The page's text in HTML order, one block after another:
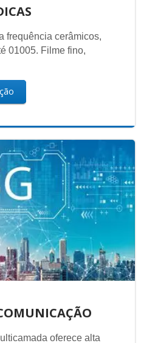
frequência cerâmicos,
01005. Filme fino,
oferece alta